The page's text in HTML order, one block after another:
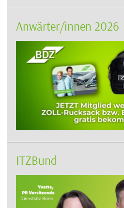
Anwärter/innen 2026
ITZBund